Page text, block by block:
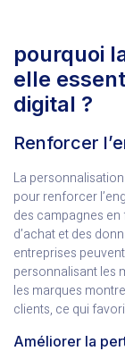
pourquoi
elle
digital ?
Renforcer
La
pour renforcer
des campagnes
d’achat et des
entreprises
personnalisant les
les marques
clients, ce qui
Améliorer la